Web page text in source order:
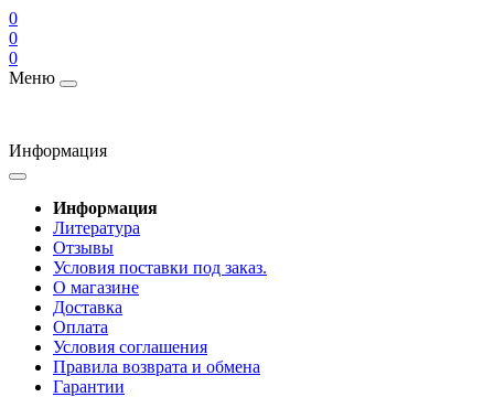
0
0
0
Меню
Информация
Информация
Литература
Отзывы
Условия поставки под заказ.
О магазине
Доставка
Оплата
Условия соглашения
Правила возврата и обмена
Гарантии